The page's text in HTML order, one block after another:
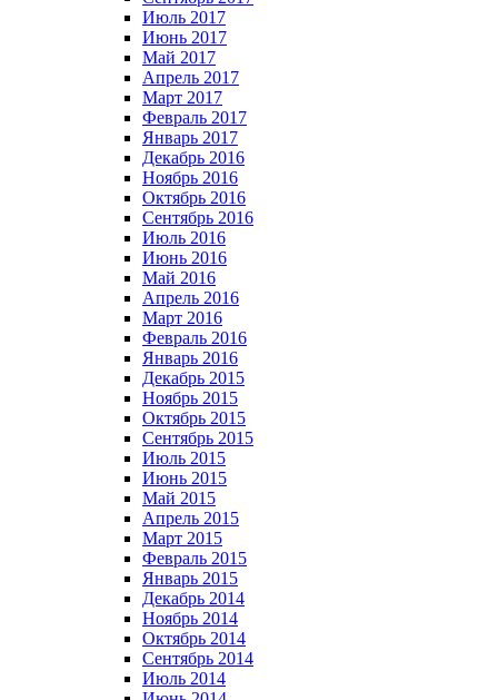
Июль 2017
Июнь 2017
Май 2017
Апрель 2017
Март 2017
Февраль 2017
Январь 2017
Декабрь 2016
Ноябрь 2016
Октябрь 2016
Сентябрь 2016
Июль 2016
Июнь 2016
Май 2016
Апрель 2016
Март 2016
Февраль 2016
Январь 2016
Декабрь 2015
Ноябрь 2015
Октябрь 2015
Сентябрь 2015
Июль 2015
Июнь 2015
Май 2015
Апрель 2015
Март 2015
Февраль 2015
Январь 2015
Декабрь 2014
Ноябрь 2014
Октябрь 2014
Сентябрь 2014
Июль 2014